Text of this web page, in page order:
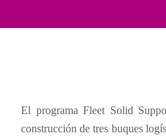
El programa Fleet Solid
construcción de tres buques